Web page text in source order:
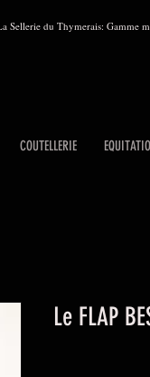
Sellerie du Thymerais: Gamme
COUTELLERIE
Le FLAP